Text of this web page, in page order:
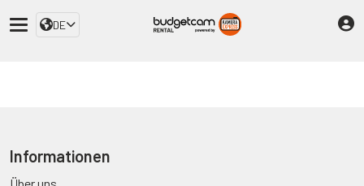
DE
Informationen